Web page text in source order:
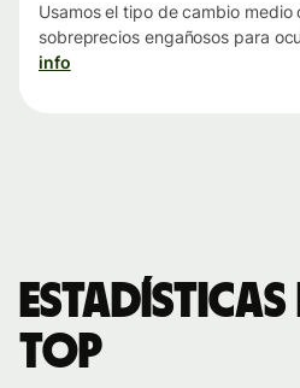
Usamos el tipo de cambio medio
sobreprecios engañosos para
info
Estadísticas
TOP